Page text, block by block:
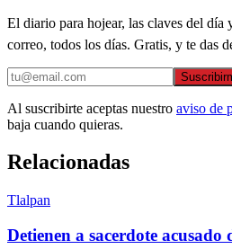
El diario para hojear, las claves del
correo, todos los días. Gratis, y te das
Al suscribirte aceptas nuestro aviso de
baja cuando quieras.
Relacionadas
Tlalpan
Detienen a sacerdote acusado